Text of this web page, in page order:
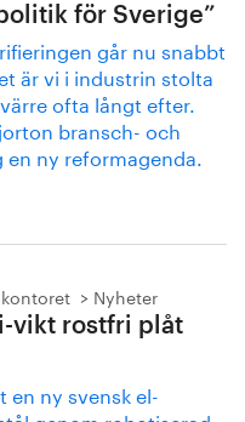
för Sverige”
går nu snabbt
är vi i industrin stolta
ofta långt efter.
bransch- och
ny reformagenda.
Nyheter
vikt rostfri plåt
en ny svensk el-